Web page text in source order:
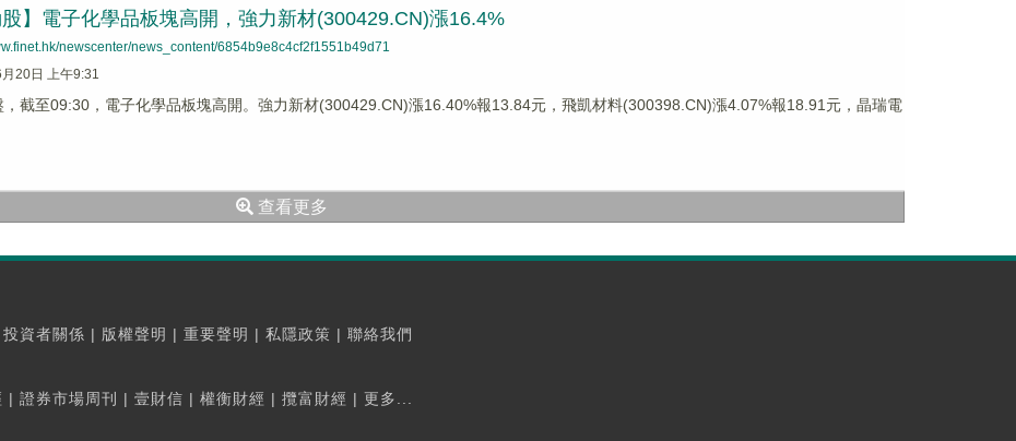
股】電子化學品板塊高開，強力新材(300429.CN)漲16.4%
newscenter/news_content/6854b9e8c4cf2f1551b49d71
20日 上午9:31
，截至09:30，電子化學品板塊高開。強力新材(300429.CN)漲16.40%報13.84元，飛凱材料(300398.CN)漲4.07%報18.91元，晶瑞電
查看更多
投資者關係 | 版權聲明 | 重要聲明 | 私隱政策 | 聯絡我們
| 證券市場周刊 | 壹財信 | 權衡財經 | 攬富財經 | 更多...